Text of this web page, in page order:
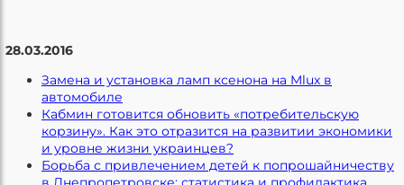
28.03.2016
Замена и установка ламп ксенона на Mlux в
автомобиле
Кабмин готовится обновить «потребительскую
корзину». Как это отразится на развитии экономики
и уровне жизни украинцев?
Борьба с привлечением детей к попрошайничеству